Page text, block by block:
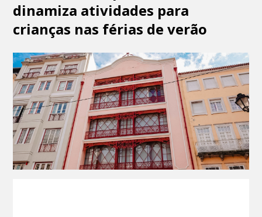
dinamiza atividades para
crianças nas férias de verão